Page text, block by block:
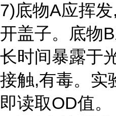
7)底物A应挥
开盖子。底物
长时间暴露于
接触,有毒。实
即读取OD值。